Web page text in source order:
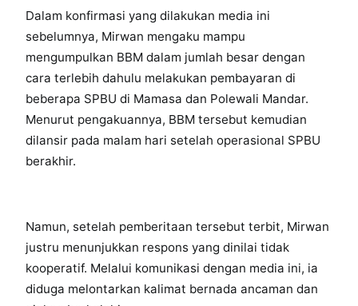
Dalam konfirmasi yang dilakukan media ini
sebelumnya, Mirwan mengaku mampu
mengumpulkan BBM dalam jumlah besar dengan
cara terlebih dahulu melakukan pembayaran di
beberapa SPBU di Mamasa dan Polewali Mandar.
Menurut pengakuannya, BBM tersebut kemudian
dilansir pada malam hari setelah operasional SPBU
berakhir.
Namun, setelah pemberitaan tersebut terbit, Mirwan
justru menunjukkan respons yang dinilai tidak
kooperatif. Melalui komunikasi dengan media ini, ia
diduga melontarkan kalimat bernada ancaman dan